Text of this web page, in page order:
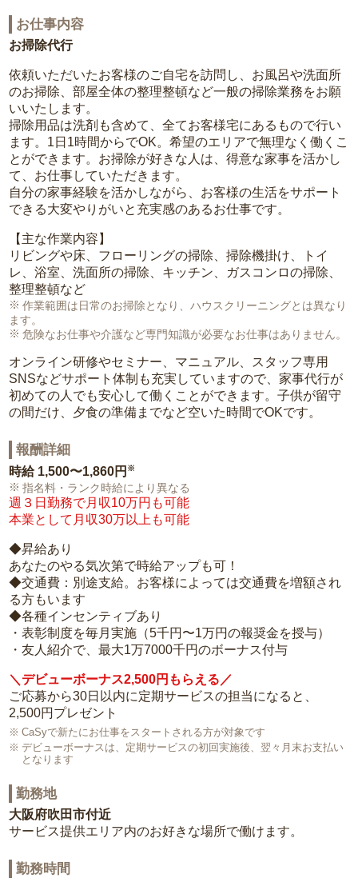
お仕事内容
お掃除代行
依頼いただいたお客様のご自宅を訪問し、お風呂や洗面所
のお掃除、部屋全体の整理整頓など一般の掃除業務をお願
いいたします。
掃除用品は洗剤も含めて、全てお客様宅にあるもので行い
ます。1日1時間からでOK。希望のエリアで無理なく働くこ
とができます。お掃除が好きな人は、得意な家事を活かし
て、お仕事していただきます。
自分の家事経験を活かしながら、お客様の生活をサポート
できる大変やりがいと充実感のあるお仕事です。
【主な作業内容】
リビングや床、フローリングの掃除、掃除機掛け、トイ
レ、浴室、洗面所の掃除、キッチン、ガスコンロの掃除、
整理整頓など
作業範囲は日常のお掃除となり、ハウスクリーニングとは異なり
ます。
危険なお仕事や介護など専門知識が必要なお仕事はありません。
オンライン研修やセミナー、マニュアル、スタッフ専用
SNSなどサポート体制も充実していますので、家事代行が
初めての人でも安心して働くことができます。子供が留守
の間だけ、夕食の準備までなど空いた時間でOKです。
報酬詳細
時給 1,500〜1,860円 ※
指名料・ランク時給により異なる
週３日勤務で月収10万円も可能
本業として月収30万以上も可能
◆昇給あり
あなたのやる気次第で時給アップも可！
◆交通費：別途支給。お客様によっては交通費を増額され
る方もいます
◆各種インセンティブあり
・表彰制度を毎月実施（5千円〜1万円の報奨金を授与）
・友人紹介で、最大1万7000千円のボーナス付与
＼デビューボーナス2,500円もらえる／
ご応募から30日以内に定期サービスの担当になると、
2,500円プレゼント
CaSyで新たにお仕事をスタートされる方が対象です
デビューボーナスは、定期サービスの初回実施後、翌々月末お支払い
となります
勤務地
大阪府吹田市付近
サービス提供エリア内のお好きな場所で働けます。
勤務時間